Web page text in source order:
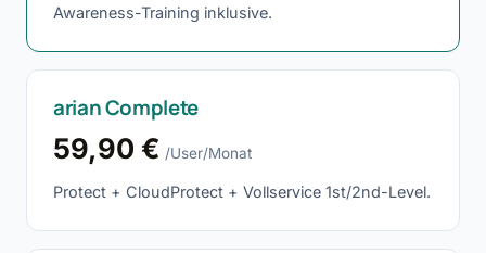
Awareness-Training inklusive.
arian Complete
59,90 € /User/Monat
Protect + CloudProtect + Vollservice 1st/2nd-Level.